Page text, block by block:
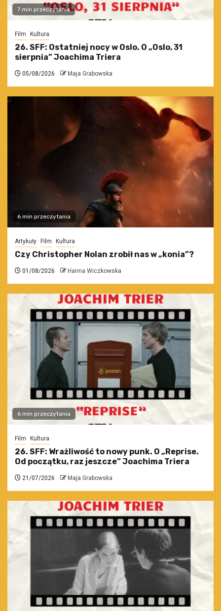
7 min przeczytania
Film Kultura
26. SFF: Ostatniej nocy w Oslo. O „Oslo, 31
sierpnia” Joachima Triera
05/08/2026 Maja Grabowska
6 min przeczytania
Artykuły Film Kultura
Czy Christopher Nolan zrobił nas w „konia”?
01/08/2026 Hanna Wiczkowska
6 min przeczytania
Film Kultura
26. SFF: Wrażliwość to nowy punk. O „Reprise.
Od początku, raz jeszcze” Joachima Triera
21/07/2026 Maja Grabowska